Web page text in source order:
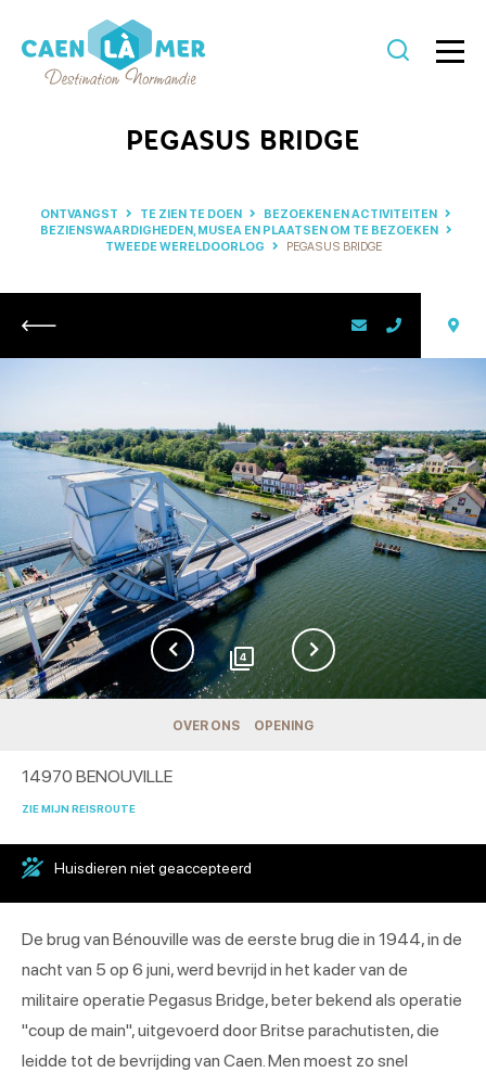
PEGASUS BRIDGE
ONTVANGST TE ZIEN TE DOEN
BEZOEKEN EN ACTIVITEITEN
BEZIENSWAARDIGHEDEN, MUSEA EN PLAATSEN OM TE BEZOEKEN
TWEEDE WERELDOORLOG
PEGASUS BRIDGE
Retour
4
OVER ONS OPENING
14970 BENOUVILLE
ZIE MIJN REISROUTE
Huisdieren niet geaccepteerd
De brug van Bénouville was de eerste brug die in 1944, in de
nacht van 5 op 6 juni, werd bevrijd in het kader van de
militaire operatie Pegasus Bridge, beter bekend als operatie
"coup de main", uitgevoerd door Britse parachutisten, die
leidde tot de bevrijding van Caen. Men moest zo snel